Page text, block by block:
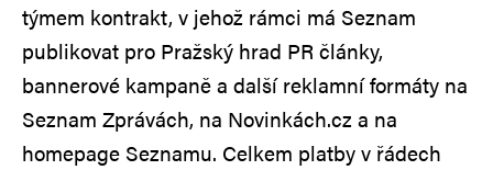
týmem kontrakt, v jehož rámci má Seznam
publikovat pro Pražský hrad PR články,
bannerové kampaně a další reklamní formáty na
Seznam Zprávách, na Novinkách.cz a na
homepage Seznamu. Celkem platby v řádech